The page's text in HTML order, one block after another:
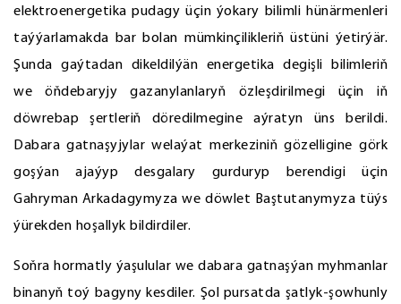
elektroenergetika pudagy üçin ýokary bilimli hünärmenleri
taýýarlamakda bar bolan mümkinçilikleriň üstüni ýetirýär.
Şunda gaýtadan dikeldilýän energetika degişli bilimleriň
we öňdebaryjy gazanylanlaryň özleşdirilmegi üçin iň
döwrebap şertleriň döredilmegine aýratyn üns berildi.
Dabara gatnaşyjylar welaýat merkeziniň gözelligine görk
goşýan ajaýyp desgalary gurduryp berendigi üçin
Gahryman Arkadagymyza we döwlet Baştutanymyza tüýs
ýürekden hoşallyk bildirdiler.
Soňra hormatly ýaşulular we dabara gatnaşýan myhmanlar
binanyň toý bagyny kesdiler. Şol pursatda şatlyk-şowhunly